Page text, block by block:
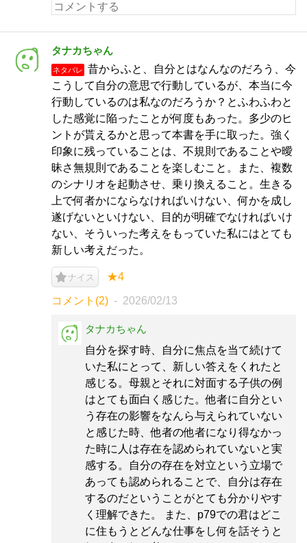
タナカちゃん
ネタバレ
昔からふと、自分とはなんなのだろう、今
こうして自分の意思で行動しているが、本当に今
行動しているのは私なのだろうか？とふわふわと
した感覚に陥ったことが何度もあった。多少のヒ
ントが貰えるかと思って本書を手に取った。強く
印象に残っていることは、不規則であることや曖
昧さ無規則であることを楽しむこと。また、複数
のシナリオを起動させ、乗り換えること。生きる
上で何者かにならなければいけない、何かを成し
遂げないといけない、目的が明確でなければいけ
ない、そういった考えをもっていた私にはとても
新しい考えだった。
ナイス ★4
コメント(2) 2026/02/13
タナカちゃん
自分を探す時、自分に焦点を当て続けて
いた私にとって、新しい答えをくれたと
感じる。母親とそれに対面する子供の例
はとても面白く感じた。他者に自分とい
う存在の影響をなんら与えられていない
と感じた時、他者の他者になり得なかっ
た時に人は存在を認められていないと実
感する。自分の存在を対立という立場で
あっても認められることで、自分は存在
するのだということがとても分かりやす
く理解できた。 また、p79での君はどこ
に住もうとどんな仕事をし何を話そうと